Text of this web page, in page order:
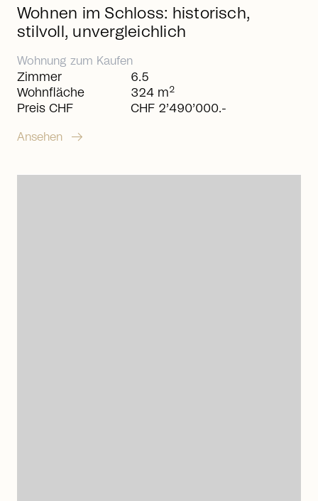
Wohnen im Schloss: historisch,
stilvoll, unvergleichlich
Wohnung zum Kaufen
Zimmer
Wohnfläche
Preis CHF
6.5
324 m2
CHF 2’490’000.-
Ansehen arrow_right_alt